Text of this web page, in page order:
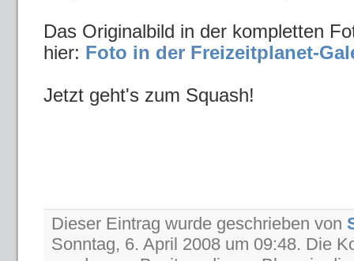
Das Originalbild in der kompletten
hier: Foto in der Freizeitplanet-
Jetzt geht's zum Squash!
Dieser Eintrag wurde geschrieben von
Sonntag, 6. April 2008 um 09:48. Die